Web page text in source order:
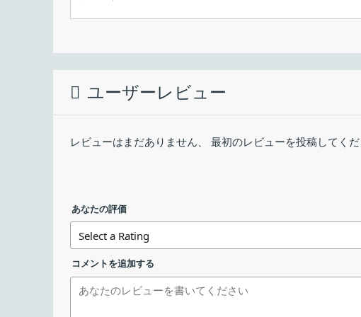
Web ブラウザのキャッシュフォルダの場所を変更すること
Web Browser Cache Folder Manager は、Web ブラウザの
ションです。
Web Browser Cache Folder Manager の機能
機能
メイン機能
機能詳細
使用言語：
ダウンロード数：
setup_browser_cache_f…ager_20251109.001.exe
ユーザーレビュー
レビューはまだありません、 最初のレビューを投稿してくだ
あなたの評価
コメントを追加する